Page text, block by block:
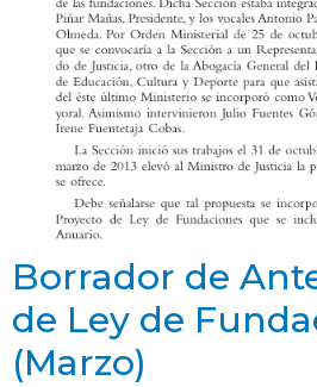
Borrador de
de Ley de
(Marzo)